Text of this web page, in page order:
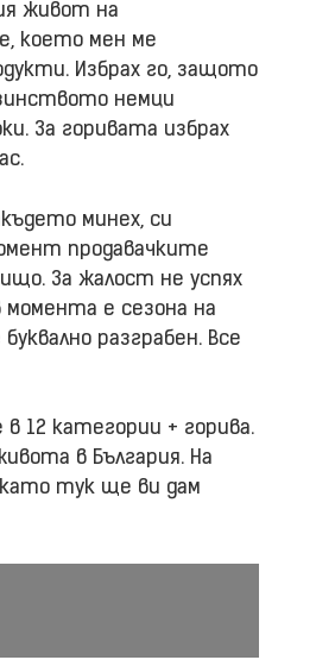
живот на
което мен ме
Избрах го, защото
немци
За горивата избрах
минех, си
продавачките
За жалост не успях
момента е сезона на
разграбен. Все
12 категории + горива.
в България. На
като тук ще ви дам